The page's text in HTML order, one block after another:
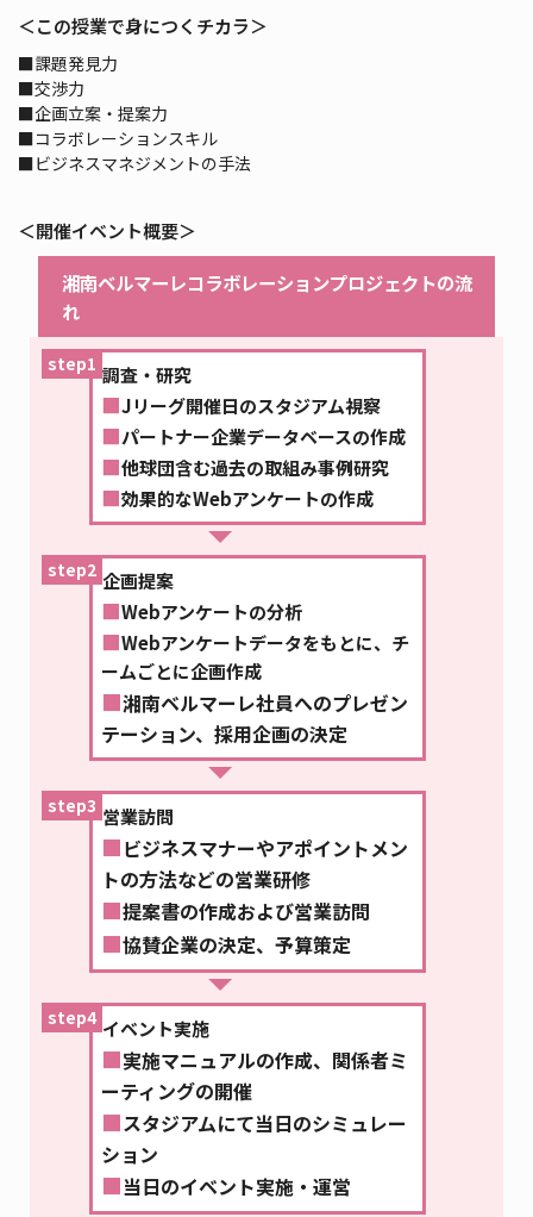
＜この授業で身につくチカラ＞
■課題発見力
■交渉力
■企画立案・提案力
■コラボレーションスキル
■ビジネスマネジメントの手法
＜開催イベント概要＞
湘南ベルマーレコラボレーションプロジェクトの流
れ
step1 調査・研究
■Jリーグ開催日のスタジアム視察
■パートナー企業データベースの作成
■他球団含む過去の取組み事例研究
■効果的なWebアンケートの作成
step2 企画提案
■Webアンケートの分析
■Webアンケートデータをもとに、チ
ームごとに企画作成
■湘南ベルマーレ社員へのプレゼン
テーション、採用企画の決定
step3 営業訪問
■ビジネスマナーやアポイントメン
トの方法などの営業研修
■提案書の作成および営業訪問
■協賛企業の決定、予算策定
step4 イベント実施
■実施マニュアルの作成、関係者ミ
ーティングの開催
■スタジアムにて当日のシミュレー
ション
■当日のイベント実施・運営